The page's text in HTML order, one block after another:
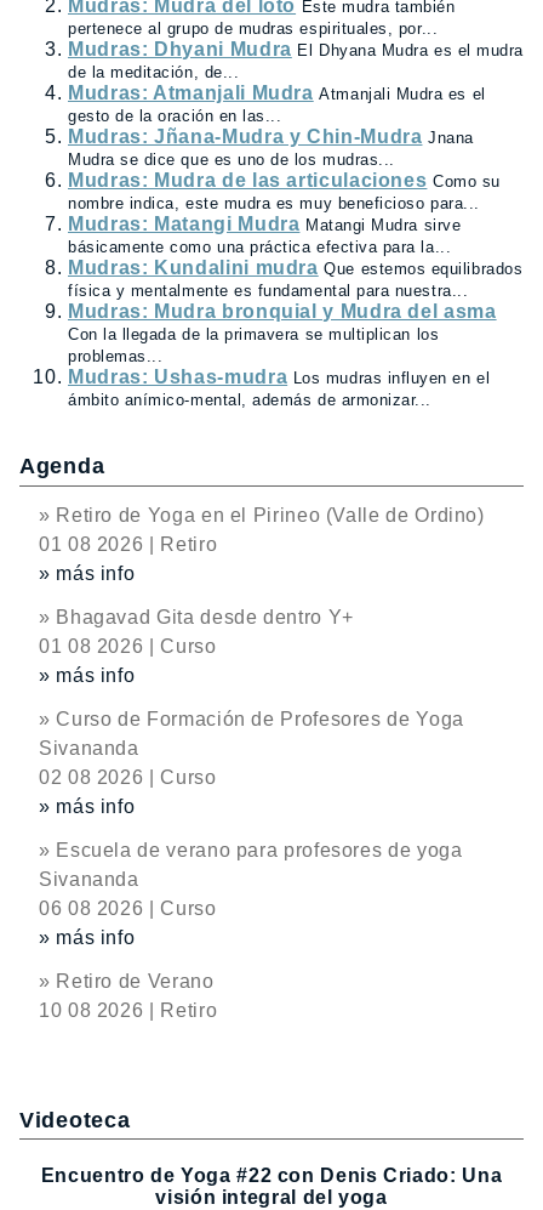
Mudras: Mudra del loto Este mudra también
pertenece al grupo de mudras espirituales, por...
Mudras: Dhyani Mudra El Dhyana Mudra es el mudra
de la meditación, de...
Mudras: Atmanjali Mudra Atmanjali Mudra es el
gesto de la oración en las...
Mudras: Jñana-Mudra y Chin-Mudra Jnana
Mudra se dice que es uno de los mudras...
Mudras: Mudra de las articulaciones Como su
nombre indica, este mudra es muy beneficioso para...
Mudras: Matangi Mudra Matangi Mudra sirve
básicamente como una práctica efectiva para la...
Mudras: Kundalini mudra Que estemos equilibrados
física y mentalmente es fundamental para nuestra...
Mudras: Mudra bronquial y Mudra del asma
Con la llegada de la primavera se multiplican los
problemas...
Mudras: Ushas-mudra Los mudras influyen en el
ámbito anímico-mental, además de armonizar...
Agenda
» Retiro de Yoga en el Pirineo (Valle de Ordino)
01 08 2026 | Retiro
» más info
» Bhagavad Gita desde dentro Y+
01 08 2026 | Curso
» más info
» Curso de Formación de Profesores de Yoga
Sivananda
02 08 2026 | Curso
» más info
» Escuela de verano para profesores de yoga
Sivananda
06 08 2026 | Curso
» más info
» Retiro de Verano
10 08 2026 | Retiro
Videoteca
Encuentro de Yoga #22 con Denis Criado: Una
visión integral del yoga